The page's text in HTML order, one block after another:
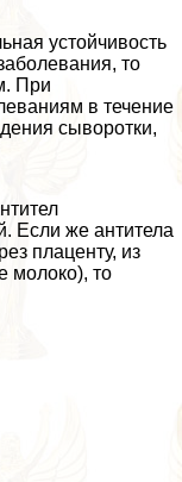
устойчивость
то
При
в течение
сыворотки,
Если же антитела
плаценту, из
молоко), то